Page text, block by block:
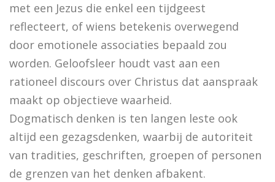
De bijbel voor ongelovigen
Helden. 150 epigrammen uit de Anthologia Graeca
De seculiere samenleving. Over religie,
Het labyrinth van de verlorenen. Het Westen en zijn
Examens de la Bible
‘Hier stehe ich, es war ganz anders’
met een Jezus die enkel een tijdgeest
reflecteert, of wiens betekenis overwegend
door emotionele associaties bepaald zou
worden. Geloofsleer houdt vast aan een
rationeel discours over Christus dat aanspraak
maakt op objectieve waarheid.
Dogmatisch denken is ten langen leste ook
altijd een gezagsdenken, waarbij de autoriteit
van tradities, geschriften, groepen of personen
de grenzen van het denken afbakent.